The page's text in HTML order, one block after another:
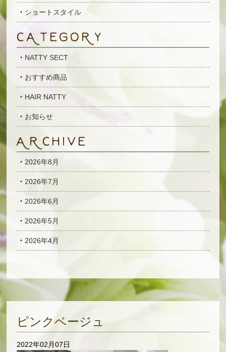
ショートスタイル
NATTY SECT
おすすめ商品
HAIR NATTY
お知らせ
2026年8月
2026年7月
2026年6月
2026年5月
2026年4月
ピンクベージュ
2022年02月07日